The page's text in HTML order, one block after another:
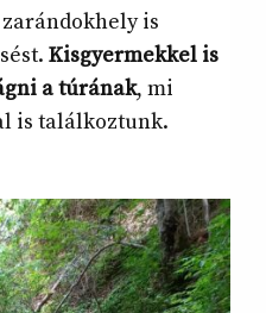
is
Kisgyermekkel is
a túrának, mi
is találkoztunk.